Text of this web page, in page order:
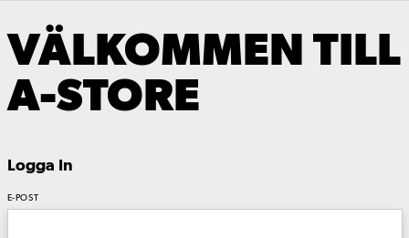
VÄLKOMMEN TILL
A-STORE
Logga In
E-POST